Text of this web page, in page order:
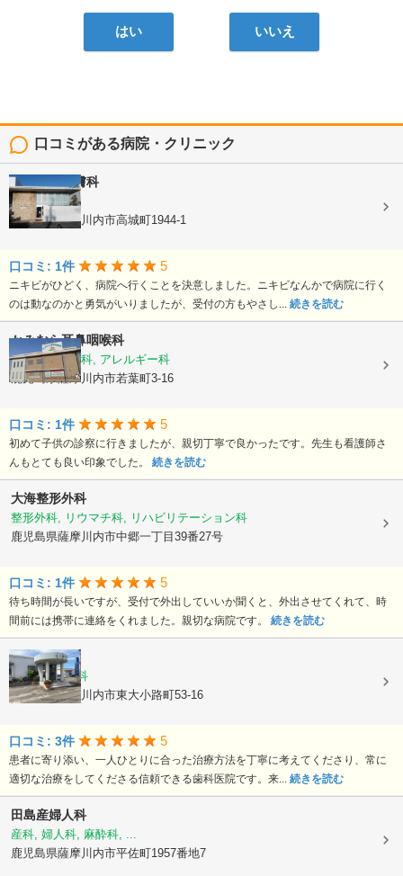
はい いいえ
口コミがある病院・クリニック
かわばた皮膚科
皮膚科
鹿児島県薩摩川内市高城町1944-1
口コミ: 1件 5
ニキビがひどく、病院へ行くことを決意しました。ニキビなんかで病院に行く
のは動なのかと勇気がいりましたが、受付の方もやさし... 続きを読む
かみむら耳鼻咽喉科
耳鼻いんこう科, アレルギー科
鹿児島県薩摩川内市若葉町3-16
口コミ: 1件 5
初めて子供の診察に行きましたが、親切丁寧で良かったです。先生も看護師さ
んもとても良い印象でした。 続きを読む
大海整形外科
整形外科, リウマチ科, リハビリテーション科
鹿児島県薩摩川内市中郷一丁目39番27号
口コミ: 1件 5
待ち時間が長いですが、受付で外出していいか聞くと、外出させてくれて、時
間前には携帯に連絡をくれました。親切な病院です。 続きを読む
星元歯科
歯科, 小児歯科
鹿児島県薩摩川内市東大小路町53-16
口コミ: 3件 5
患者に寄り添い、一人ひとりに合った治療方法を丁寧に考えてくださり、常に
適切な治療をしてくださる信頼できる歯科医院です。来... 続きを読む
田島産婦人科
産科, 婦人科, 麻酔科, ...
鹿児島県薩摩川内市平佐町1957番地7